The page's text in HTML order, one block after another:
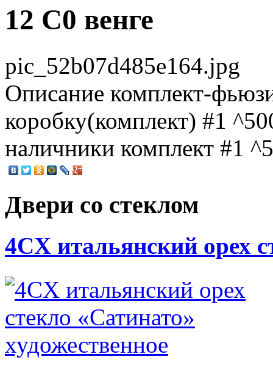
12 С0 венге
pic_52b07d485e164.jpg
Описание комплект-
коробку(комплект) #1
наличники комплект #1
Двери со стеклом
4CХ итальянский орех